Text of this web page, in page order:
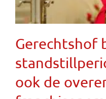
Gerechtshof
ook de